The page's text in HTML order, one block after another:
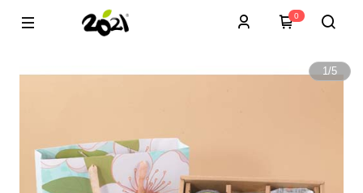
0
1/5